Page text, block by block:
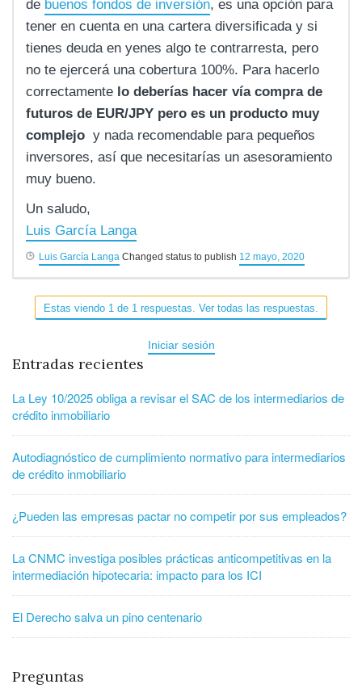
de buenos fondos de inversión, es una opción para
tener en cuenta en una cartera diversificada y si
tienes deuda en yenes algo te contrarresta, pero
no te ejercerá una cobertura 100%. Para hacerlo
correctamente lo deberías hacer vía compra de
futuros de EUR/JPY pero es un producto muy
complejo y nada recomendable para pequeños
inversores, así que necesitarías un asesoramiento
muy bueno.
Un saludo,
Luis García Langa
Luis García Langa Changed status to publish 12 mayo, 2020
Estas viendo 1 de 1 respuestas. Ver todas las respuestas.
Iniciar sesión
Entradas recientes
La Ley 10/2025 obliga a revisar el SAC de los intermediarios de
crédito inmobiliario
Autodiagnóstico de cumplimiento normativo para intermediarios
de crédito inmobiliario
¿Pueden las empresas pactar no competir por sus empleados?
La CNMC investiga posibles prácticas anticompetitivas en la
intermediación hipotecaria: impacto para los ICI
El Derecho salva un pino centenario
Preguntas